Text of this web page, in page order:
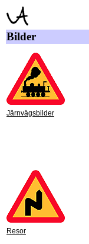
Bilder
Järnvägsbilder
Resor